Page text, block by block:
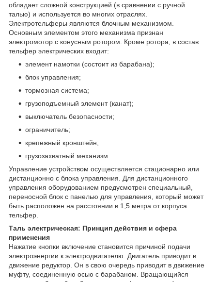
обладает сложной конструкцией (в сравнении с ручной
талью) и используется во многих отраслях.
Электротельферы являются блочным механизмом.
Основным элементом этого механизма признан
электромотор с конусным ротором. Кроме ротора, в состав
тельфер электрических входит:
элемент намотки (состоит из барабана);
блок управления;
тормозная система;
грузоподъемный элемент (канат);
выключатель безопасности;
ограничитель;
крепежный кронштейн;
грузозахватный механизм.
Управление устройством осуществляется стационарно или
дистанционно с блока управления. Для дистанционного
управления оборудованием предусмотрен специальный,
переносной блок с панелью для управления, который может
быть расположен на расстоянии в 1,5 метра от корпуса
тельфер.
Таль электрическая: Принцип действия и сфера
применения
Нажатие кнопки включение становится причиной подачи
электроэнергии к электродвигателю. Двигатель приводит в
движение редуктор. Он в свою очередь приводит в движение
муфту, соединенную осью с барабаном. Вращающийся